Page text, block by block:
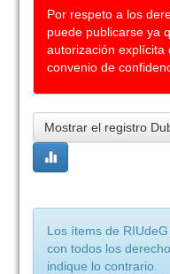
Por respeto a los
puede publicarse ya
autorización explícita
convenio de
Mostrar el registro
Los ítems de
con todos los
indique lo contrario.